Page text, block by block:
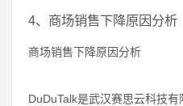
4、商场销售下降原因分析
商场销售下降原因分析
DuDuTalk是武汉赛思云科技